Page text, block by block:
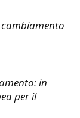
in
per il